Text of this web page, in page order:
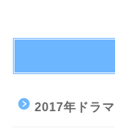
2017年ドラマ